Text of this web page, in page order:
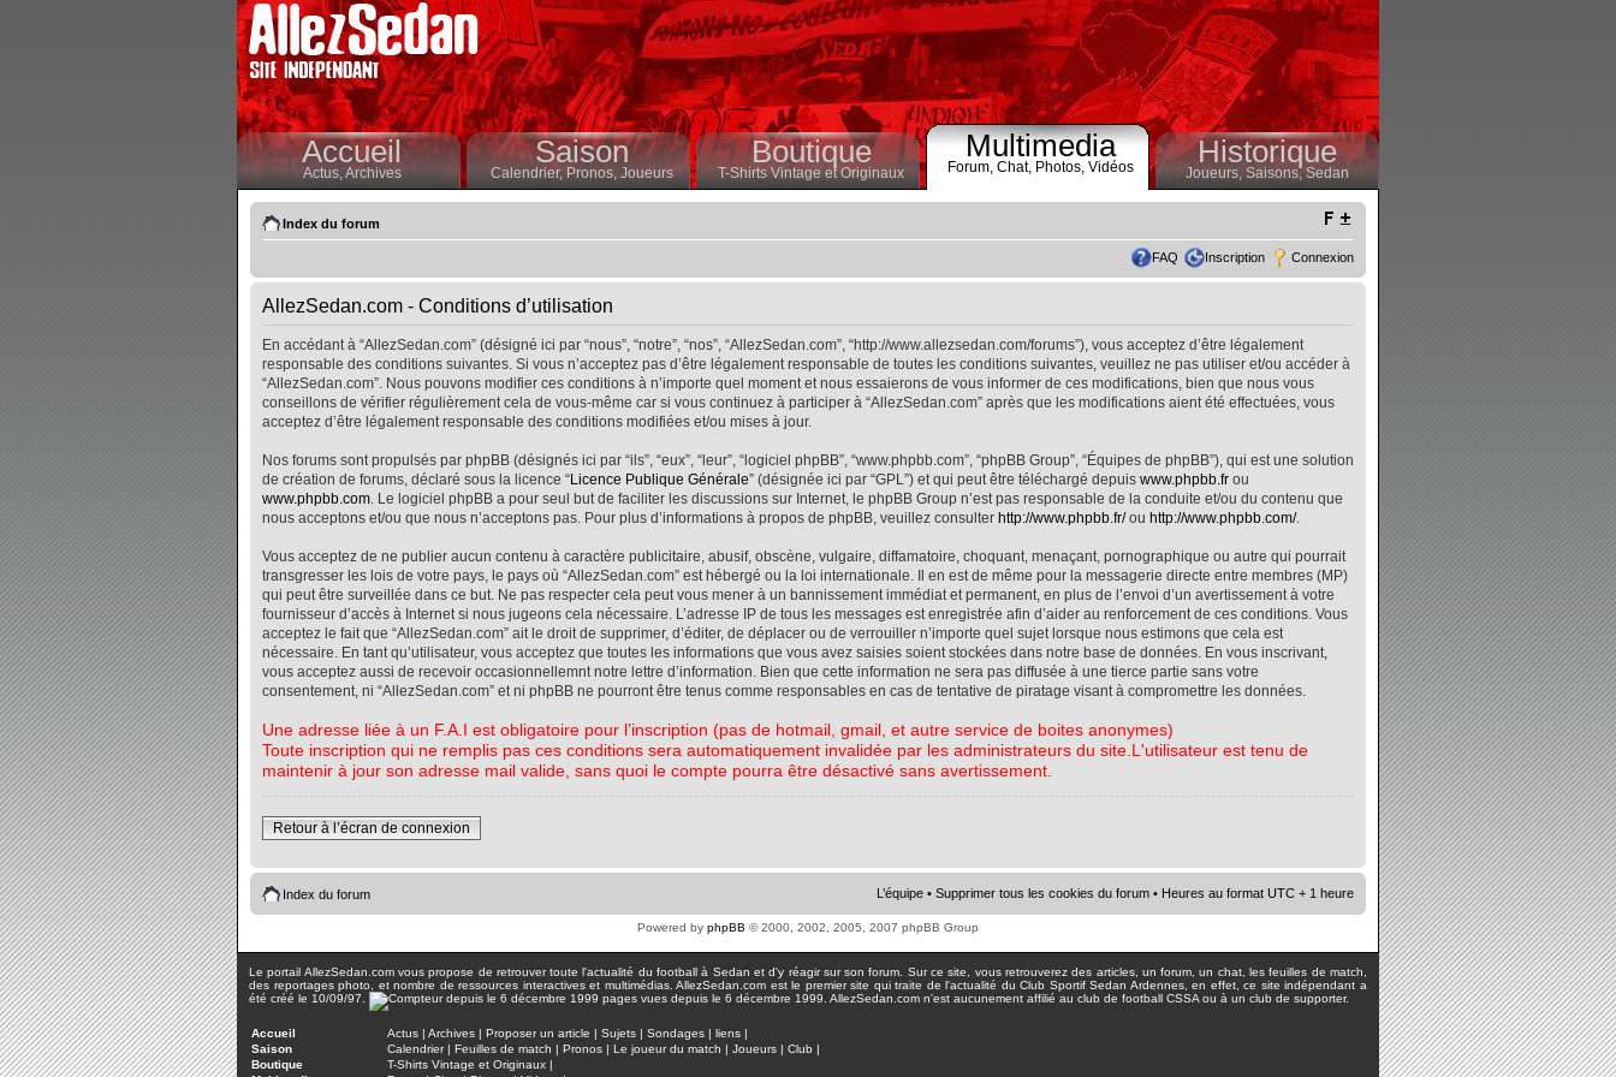
Accueil
Actus,Archives
Saison
Calendrier,Pronos, Joueurs
Boutique
T-Shirts Vintage et Originaux
Multimedia
Forum, Chat, Photos, Vidéos Historique
Joueurs, Saisons,Sedan
Index du forum
FAQ Inscription Connexion
AllezSedan.com - Conditions d’utilisation
En accédant à “AllezSedan.com” (désigné ici par “nous”, “notre”, “nos”, “AllezSedan.com”, “http://www.allezsedan.com/forums”), vous acceptez d’être légalement
responsable des conditions suivantes. Si vous n’acceptez pas d’être légalement responsable de toutes les conditions suivantes, veuillez ne pas utiliser et/ou accéder à
“AllezSedan.com”. Nous pouvons modifier ces conditions à n’importe quel moment et nous essaierons de vous informer de ces modifications, bien que nous vous
conseillons de vérifier régulièrement cela de vous-même car si vous continuez à participer à “AllezSedan.com” après que les modifications aient été effectuées, vous
acceptez d’être légalement responsable des conditions modifiées et/ou mises à jour.
Nos forums sont propulsés par phpBB (désignés ici par “ils”, “eux”, “leur”, “logiciel phpBB”, “www.phpbb.com”, “phpBB Group”, “Équipes de phpBB”), qui est une solution
de création de forums, déclaré sous la licence “Licence Publique Générale” (désignée ici par “GPL”) et qui peut être téléchargé depuis www.phpbb.fr ou
www.phpbb.com. Le logiciel phpBB a pour seul but de faciliter les discussions sur Internet, le phpBB Group n’est pas responsable de la conduite et/ou du contenu que
nous acceptons et/ou que nous n’acceptons pas. Pour plus d’informations à propos de phpBB, veuillez consulter http://www.phpbb.fr/ou http://www.phpbb.com/.
Vous acceptez de ne publier aucun contenu à caractère publicitaire, abusif, obscène, vulgaire, diffamatoire, choquant, menaçant, pornographique ou autre qui pourrait
transgresser les lois de votre pays, le pays où “AllezSedan.com” est hébergé ou la loi internationale. Il en est de même pour la messagerie directe entre membres (MP)
qui peut être surveillée dans ce but. Ne pas respecter cela peut vous mener à un bannissement immédiat et permanent, en plus de l’envoi d’un avertissement à votre
fournisseur d’accès à Internet si nous jugeons cela nécessaire. L’adresse IP de tous les messages est enregistrée afin d’aider au renforcement de ces conditions. Vous
acceptez le fait que “AllezSedan.com” ait le droit de supprimer, d’éditer, de déplacer ou de verrouiller n’importe quel sujet lorsque nous estimons que cela est
nécessaire. En tant qu’utilisateur, vous acceptez que toutes les informations que vous avez saisies soient stockées dans notre base de données. En vous inscrivant,
vous acceptez aussi de recevoir occasionnellemnt notre lettre d’information. Bien que cette information ne sera pas diffusée à une tierce partie sans votre
consentement, ni “AllezSedan.com” et ni phpBB ne pourront être tenus comme responsables en cas de tentative de piratage visant à compromettre les données.
Une adresse liée à un F.A.I est obligatoire pour l’inscription (pas de hotmail, gmail, et autre service de boites anonymes)
Toute inscription qui ne remplis pas ces conditions sera automatiquement invalidée par les administrateurs du site.L'utilisateur est tenu de
maintenir à jour son adresse mail valide, sans quoi le compte pourra être désactivé sans avertissement.
Retour à l’écran de connexion
Index du forum L’équipe • Supprimer tous les cookies du forum • Heures au format UTC + 1 heure
Powered by phpBB © 2000, 2002, 2005, 2007 phpBB Group
Le portail AllezSedan.com vous propose de retrouver toute l'actualité du football à Sedan et d'y réagir sur son forum. Sur ce site, vous retrouverez des articles, un forum, un chat, les feuilles de match,
des reportages photo, et nombre de ressources interactives et multimédias. AllezSedan.com est le premier site qui traite de l'actualité du Club Sportif Sedan Ardennes, en effet, ce site indépendant a
été créé le 10/09/97.
pages vues depuis le 6 décembre 1999. AllezSedan.com n'est aucunement affilié au club de football CSSA ou à un club de supporter.
Accueil Actus | Archives | Proposer un article | Sujets | Sondages | liens |
Saison
Calendrier| Feuilles de match | Pronos | Le joueur du match | Joueurs | Club |
Boutique
T-Shirts Vintage et Originaux |